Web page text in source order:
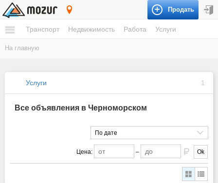
Продать
Транспорт Недвижимость Работа Услуги
На главную
Услуги 1
Все объявления в Черноморском
По дате
Цена: – Ok